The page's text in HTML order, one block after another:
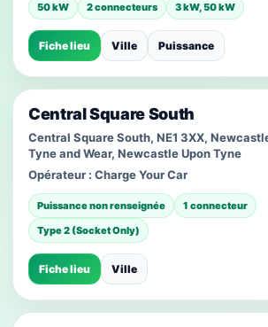
50 kW 2 connecteurs 3 kW, 50 kW
Fiche lieu Ville Puissance
Central Square South
Central Square South, NE1 3XX,
Tyne and Wear, Newcastle Upon Tyne
Opérateur : Charge Your Car
Puissance non renseignée
1 connecteur
Type 2 (Socket Only)
Fiche lieu Ville